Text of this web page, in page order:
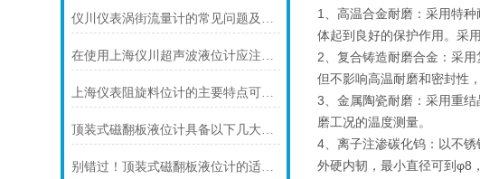
仪川仪表涡街流量计的常见问题及解决方法如下
在使用上海仪川超声波液位计应注间的现场条件
上海仪表阻旋料位计的主要特点可归纳如下
顶装式磁翻板液位计具备以下几大主要特点
别错过！顶装式磁翻板液位计的适用版图，一文解锁核心场景
1、高温合金耐磨：采用特
体起到良好的保护作用。采
2、复合铸造耐磨合金：采
但不影响高温耐磨和密封性
3、金属陶瓷耐磨：采用重
磨工况的温度测量。
4、离子注渗碳化钨：以不
外硬内韧，最小直径可到φ8